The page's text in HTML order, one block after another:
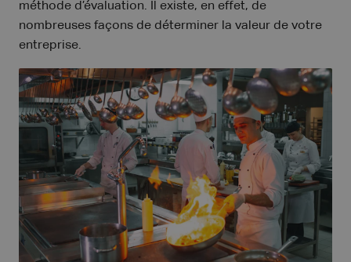
méthode d’évaluation. Il existe, en effet, de
nombreuses façons de déterminer la valeur de votre
entreprise.